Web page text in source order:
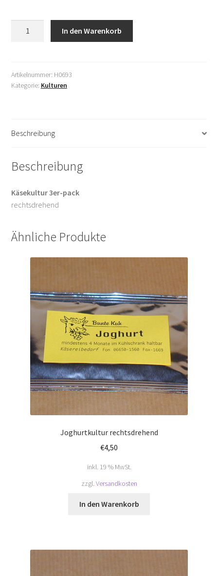
AGB
Mein Konto
Widerrufsbelehrung
Zahlungsarten
Warenkorb
Menge
In den Warenkorb
Artikelnummer: H0693
Kategorie: Kulturen
Beschreibung
Beschreibung
Käsekultur 3er-pack
rechtsdrehend
Ähnliche Produkte
Joghurtkultur rechtsdrehend
€4,50
inkl. 19 % MwSt.
zzgl. Versandkosten
In den Warenkorb